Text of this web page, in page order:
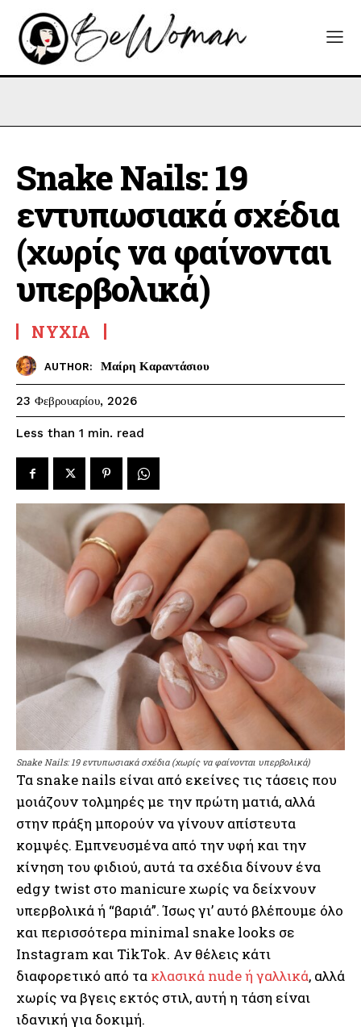
Snake Nails: 19
εντυπωσιακά σχέδια
(χωρίς να φαίνονται
υπερβολικά)
ΝΎΧΙΑ
AUTHOR: Μαίρη Καραντάσιου
23 Φεβρουαρίου, 2026
Less than 1 min. read
Snake Nails: 19 εντυπωσιακά σχέδια (χωρίς να φαίνονται υπερβολικά)
Τα snake nails είναι από εκείνες τις τάσεις που
μοιάζουν τολμηρές με την πρώτη ματιά, αλλά
στην πράξη μπορούν να γίνουν απίστευτα
κομψές. Εμπνευσμένα από την υφή και την
κίνηση του φιδιού, αυτά τα σχέδια δίνουν ένα
edgy twist στο manicure χωρίς να δείχνουν
υπερβολικά ή “βαριά”. Ίσως γι’ αυτό βλέπουμε όλο
και περισσότερα minimal snake looks σε
Instagram και TikTok. Αν θέλεις κάτι
διαφορετικό από τα κλασικά nude ή γαλλικά, αλλά
χωρίς να βγεις εκτός στιλ, αυτή η τάση είναι
ιδανική για δοκιμή.